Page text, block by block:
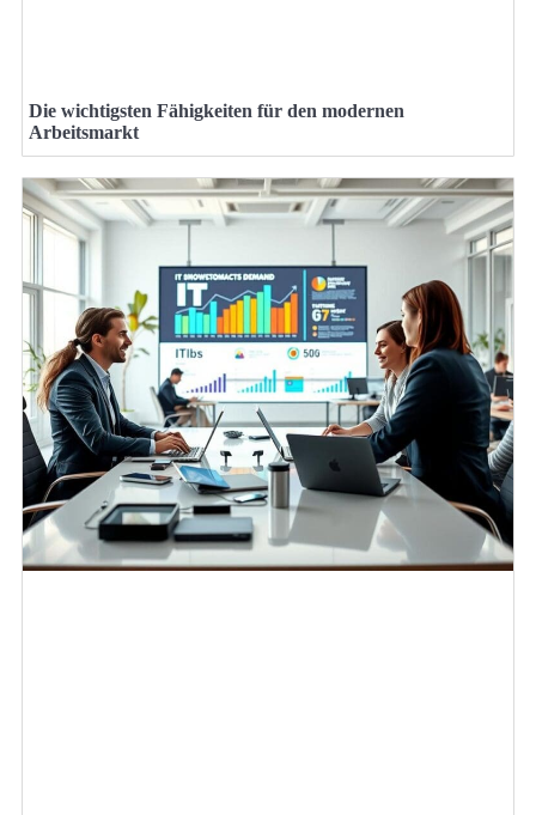
Die wichtigsten Fähigkeiten für den modernen
Arbeitsmarkt